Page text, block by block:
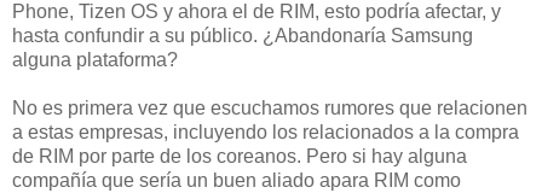
Phone, Tizen OS y ahora el de RIM, esto podría afectar, y
hasta confundir a su público. ¿Abandonaría Samsung
alguna plataforma?
No es primera vez que escuchamos rumores que relacionen
a estas empresas, incluyendo los relacionados a la compra
de RIM por parte de los coreanos. Pero si hay alguna
compañía que sería un buen aliado apara RIM como